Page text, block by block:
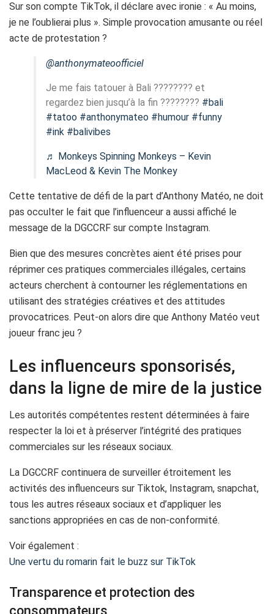
Sur son compte TikTok, il déclare avec ironie : « Au moins,
je ne l’oublierai plus ». Simple provocation amusante ou réel
acte de protestation ?
@anthonymateoofficiel
Je me fais tatouer à Bali ???????? et
regardez bien jusqu’à la fin ???????? #bali
#tatoo #anthonymateo #humour #funny
#ink #balivibes
♬ Monkeys Spinning Monkeys – Kevin
MacLeod & Kevin The Monkey
Cette tentative de défi de la part d’Anthony Matéo, ne doit
pas occulter le fait que l’influenceur a aussi affiché le
message de la DGCCRF sur compte Instagram.
Bien que des mesures concrètes aient été prises pour
réprimer ces pratiques commerciales illégales, certains
acteurs cherchent à contourner les réglementations en
utilisant des stratégies créatives et des attitudes
provocatrices. Peut-on alors dire que Anthony Matéo veut
joueur franc jeu ?
Les influenceurs sponsorisés,
dans la ligne de mire de la justice
Les autorités compétentes restent déterminées à faire
respecter la loi et à préserver l’intégrité des pratiques
commerciales sur les réseaux sociaux.
La DGCCRF continuera de surveiller étroitement les
activités des influenceurs sur Tiktok, Instagram, snapchat,
tous les autres réseaux sociaux et d’appliquer les
sanctions appropriées en cas de non-conformité.
Voir également :
Une vertu du romarin fait le buzz sur TikTok
Transparence et protection des
consommateurs